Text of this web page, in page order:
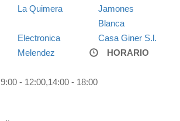
La Quimera
Jamones
Blanca
Electronica
Melendez
Casa Giner S.l.
HORARIO
9:00 - 12:00,14:00 - 18:00